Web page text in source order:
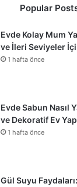
Popular
Evde Kolay Mum
ve İleri Seviyeler
1 hafta önce
Evde Sabun Nasıl
ve Dekoratif Ev
1 hafta önce
Gül Suyu